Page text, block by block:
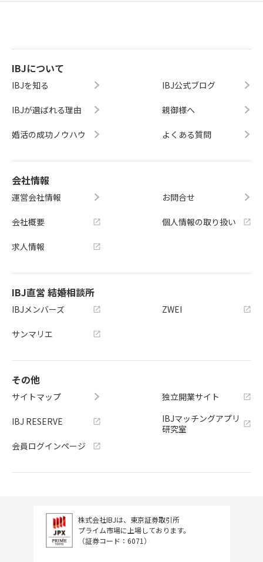
IBJについて
IBJを知る
IBJが選ばれる理由
婚活の成功ノウハウ
IBJ公式ブログ
親御様へ
よくある質問
会社情報
運営会社情報
会社概要
求人情報
お問合せ
個人情報の取り扱い
IBJ直営 結婚相談所
IBJメンバーズ
サンマリエ
ZWEI
その他
サイトマップ
IBJ RESERVE
会員ログインページ
独立開業サイト
IBJマッチングアプリ
研究室
株式会社IBJは、東京証券取引所
プライム市場に上場しております。
（証券コード：6071）